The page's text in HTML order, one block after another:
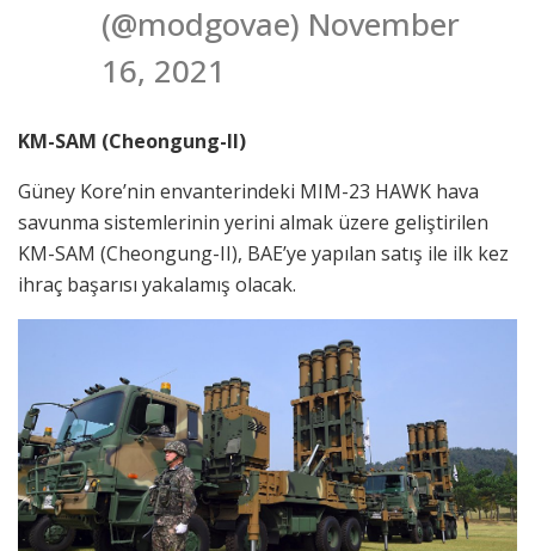
(@modgovae) November
16, 2021
KM-SAM (Cheongung-II)
Güney Kore’nin envanterindeki MIM-23 HAWK hava
savunma sistemlerinin yerini almak üzere geliştirilen
KM-SAM (Cheongung-II), BAE’ye yapılan satış ile ilk kez
ihraç başarısı yakalamış olacak.